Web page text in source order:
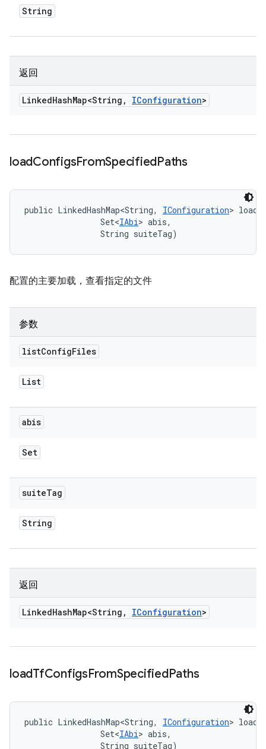
String
返回
LinkedHashMap<String , IConfiguration>
loadConfigsFromSpecifiedPaths
public LinkedHashMap<String, IConfiguration>
                Set<
IAbi> abis,
                String suiteTag)
配置的主要加载，查看指定的文件
参数
listConfigFiles
List
abis
Set
suiteTag
String
返回
LinkedHashMap<String , IConfiguration>
loadTfConfigsFromSpecifiedPaths
public LinkedHashMap<String, IConfiguration>
                Set<
IAbi> abis,
                String suiteTag)